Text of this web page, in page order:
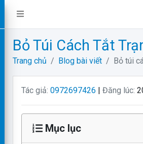
Bỏ Túi Cách Tắt
Trang chủ Blog bài viết Bỏ túi
Tác giả: 0972697426 | Đăng lúc:
Mục lục